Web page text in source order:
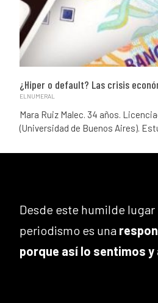
¿Hiper o default? Las crisis
ELNUMERAL
Mara Ruiz Malec. 34 años.
(Universidad de Buenos Aires).
Desde este humilde
periodismo es una
porque así lo sentimos y